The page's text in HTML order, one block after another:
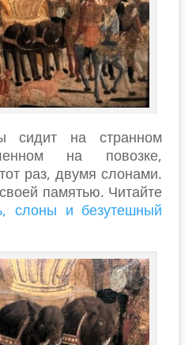
сидит на странном
на повозке,
раз, двумя слонами.
памятью. Читайте
слоны и безутешный